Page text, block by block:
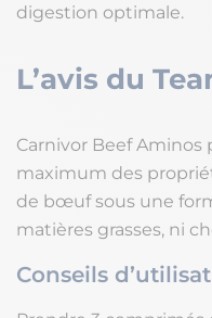
digestion optimale.
L’avis du
Carnivor Beef
maximum des
de bœuf sous une
matières grasses, ni
Conseils